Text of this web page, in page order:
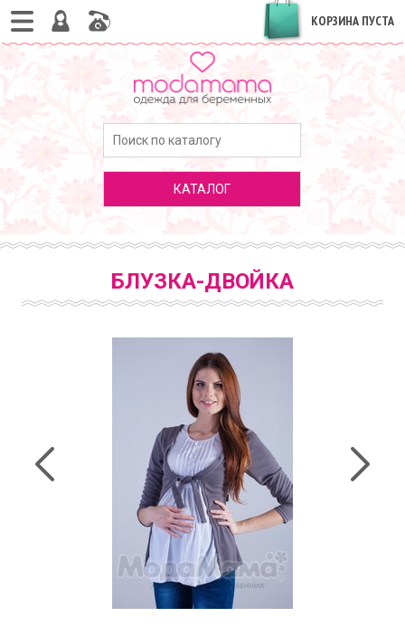
КОРЗИНА ПУСТА
КАТАЛОГ
БЛУЗКА-ДВОЙКА